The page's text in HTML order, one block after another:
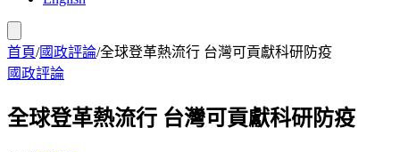
首頁/國政評論/全球登革熱流行 台灣可貢獻科研防疫
國政評論
全球登革熱流行 台灣可貢獻科研防疫